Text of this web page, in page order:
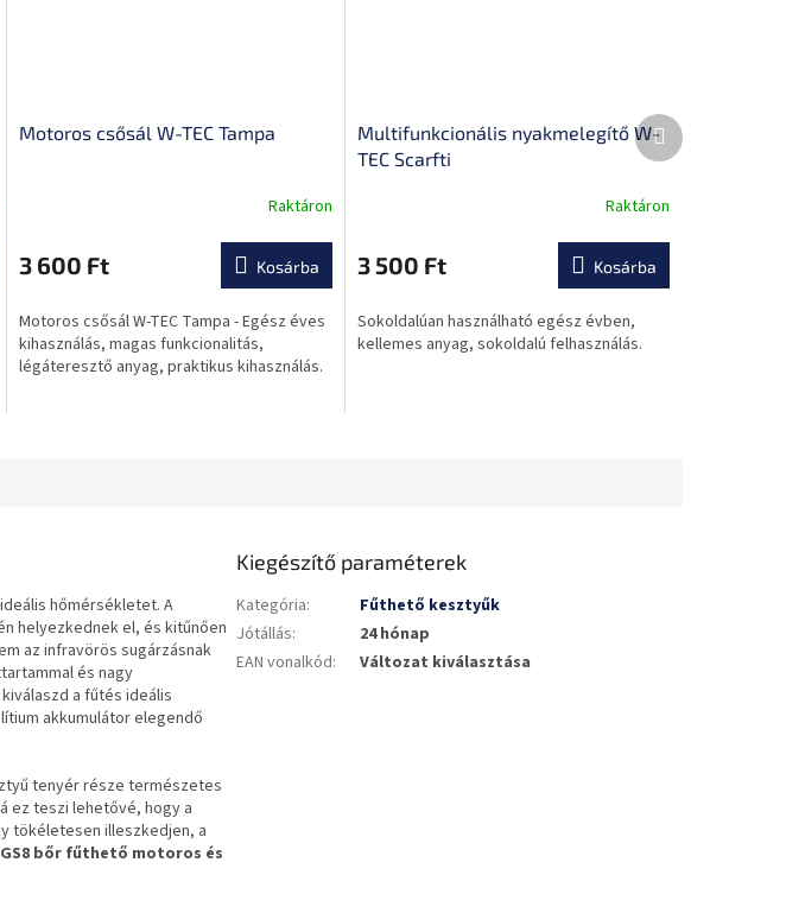
Motoros csősál W-TEC Tampa
átlagos
értékelése
ből
0,0
csillag.
Raktáron
3 600 Ft Kosárba
Motoros csősál W-TEC Tampa - Egész éves
kihasználás, magas funkcionalitás,
légáteresztő anyag, praktikus kihasználás.
Multifunkcionális nyakmelegítő W-
TEC Scarfti
Raktáron
3 500 Ft Kosárba
Sokoldalúan használható egész évben,
kellemes anyag, sokoldalú felhasználás.
Következő
termék
hőmérsékletet. A
helyezkednek el, és kitűnően
az infravörös sugárzásnak
és nagy
a fűtés ideális
akkumulátor elegendő
tenyér része természetes
ez teszi lehetővé, hogy a
tökéletesen illeszkedjen, a
bőr fűthető motoros és
Kiegészítő paraméterek
Kategória:
Fűthető kesztyűk
Jótállás:
24 hónap
EAN vonalkód: Változat kiválasztása